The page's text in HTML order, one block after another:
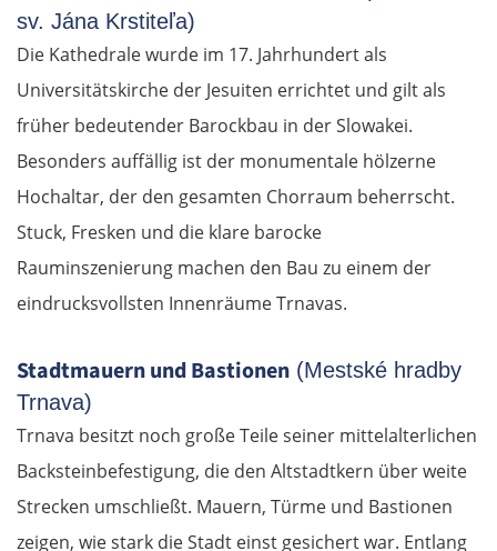
sv. Jána Krstiteľa)
Die Kathedrale wurde im 17. Jahrhundert als
Universitätskirche der Jesuiten errichtet und gilt als
früher bedeutender Barockbau in der Slowakei.
Besonders auffällig ist der monumentale hölzerne
Hochaltar, der den gesamten Chorraum beherrscht.
Stuck, Fresken und die klare barocke
Rauminszenierung machen den Bau zu einem der
eindrucksvollsten Innenräume Trnavas.
Stadtmauern und Bastionen (Mestské hradby
Trnava)
Trnava besitzt noch große Teile seiner mittelalterlichen
Backsteinbefestigung, die den Altstadtkern über weite
Strecken umschließt. Mauern, Türme und Bastionen
zeigen, wie stark die Stadt einst gesichert war. Entlang